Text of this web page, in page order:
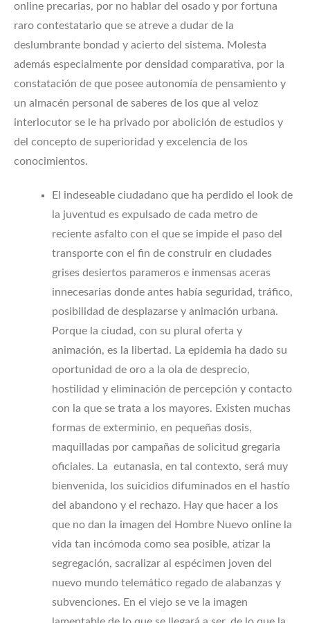
online precarias, por no hablar del osado y por fortuna
raro contestatario que se atreve a dudar de la
deslumbrante bondad y acierto del sistema. Molesta
además especialmente por densidad comparativa, por la
constatación de que posee autonomía de pensamiento y
un almacén personal de saberes de los que al veloz
interlocutor se le ha privado por abolición de estudios y
del concepto de superioridad y excelencia de los
conocimientos.
El indeseable ciudadano que ha perdido el look de
la juventud es expulsado de cada metro de
reciente asfalto con el que se impide el paso del
transporte con el fin de construir en ciudades
grises desiertos parameros e inmensas aceras
innecesarias donde antes había seguridad, tráfico,
posibilidad de desplazarse y animación urbana.
Porque la ciudad, con su plural oferta y
animación, es la libertad. La epidemia ha dado su
oportunidad de oro a la ola de desprecio,
hostilidad y eliminación de percepción y contacto
con la que se trata a los mayores. Existen muchas
formas de exterminio, en pequeñas dosis,
maquilladas por campañas de solicitud gregaria
oficiales. La eutanasia, en tal contexto, será muy
bienvenida, los suicidios difuminados en el hastío
del abandono y el rechazo. Hay que hacer a los
que no dan la imagen del Hombre Nuevo online la
vida tan incómoda como sea posible, atizar la
segregación, sacralizar al espécimen joven del
nuevo mundo telemático regado de alabanzas y
subvenciones. En el viejo se ve la imagen